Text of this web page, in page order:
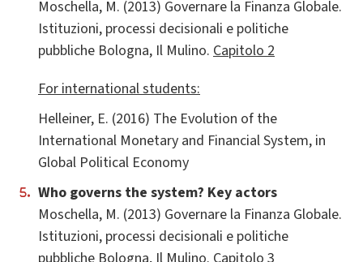
Moschella, M. (2013) Governare la Finanza Globale.
Istituzioni, processi decisionali e politiche
pubbliche Bologna, Il Mulino. Capitolo 2
For international students:
Helleiner, E. (2016) The Evolution of the
International Monetary and Financial System, in
Global Political Economy
Who governs the system? Key actors
Moschella, M. (2013) Governare la Finanza Globale.
Istituzioni, processi decisionali e politiche